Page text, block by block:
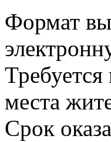
Формат
места
Срок